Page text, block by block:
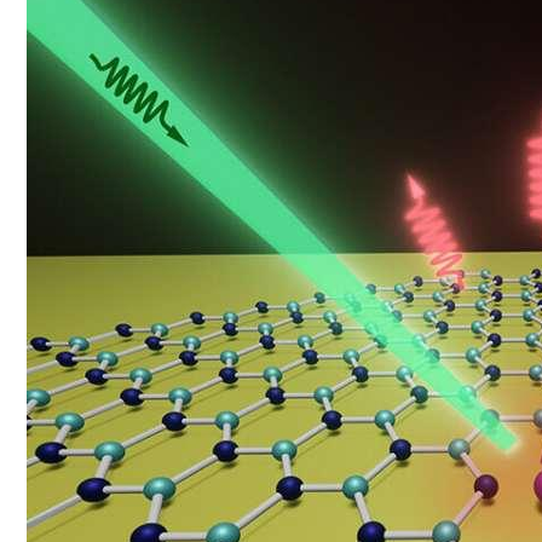
Мимо Земли Пролетит Крупный